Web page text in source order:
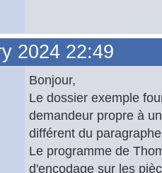
2024 22:49
Bonjour,
Le dossier exemple
demandeur propre à
différent du
Le programme de
d'encodage sur les